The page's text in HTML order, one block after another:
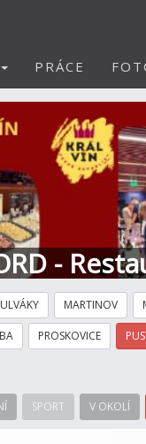
PRÁCE
-
MARTINOV
PROSKOVICE
SPORT V OKOLÍ